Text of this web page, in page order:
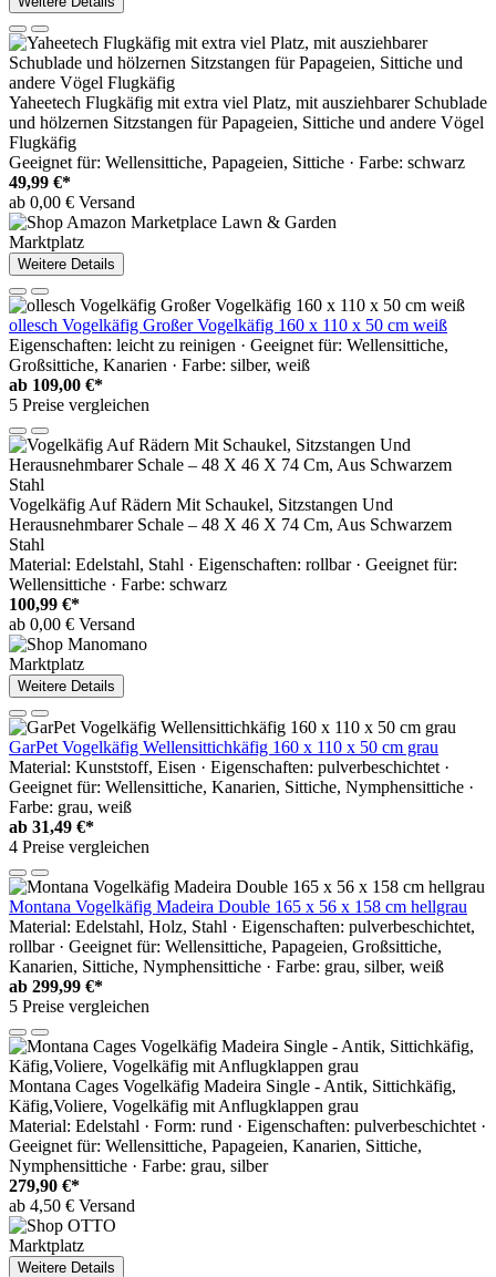
Yaheetech Flugkäfig mit extra viel Platz, mit ausziehbarer Schublade
und hölzernen Sitzstangen für Papageien, Sittiche und andere Vögel
Flugkäfig
Geeignet für: Wellensittiche, Papageien, Sittiche · Farbe: schwarz
49,99 €*
ab 0,00 € Versand
Marktplatz
Weitere Details
ollesch Vogelkäfig Großer Vogelkäfig 160 x 110 x 50 cm weiß
Eigenschaften: leicht zu reinigen · Geeignet für: Wellensittiche,
Großsittiche, Kanarien · Farbe: silber, weiß
ab 109,00 €*
5 Preise vergleichen
Vogelkäfig Auf Rädern Mit Schaukel, Sitzstangen Und
Herausnehmbarer Schale – 48 X 46 X 74 Cm, Aus Schwarzem
Stahl
Material: Edelstahl, Stahl · Eigenschaften: rollbar · Geeignet für:
Wellensittiche · Farbe: schwarz
100,99 €*
ab 0,00 € Versand
Marktplatz
Weitere Details
GarPet Vogelkäfig Wellensittichkäfig 160 x 110 x 50 cm grau
Material: Kunststoff, Eisen · Eigenschaften: pulverbeschichtet ·
Geeignet für: Wellensittiche, Kanarien, Sittiche, Nymphensittiche ·
Farbe: grau, weiß
ab 31,49 €*
4 Preise vergleichen
Montana Vogelkäfig Madeira Double 165 x 56 x 158 cm hellgrau
Material: Edelstahl, Holz, Stahl · Eigenschaften: pulverbeschichtet,
rollbar · Geeignet für: Wellensittiche, Papageien, Großsittiche,
Kanarien, Sittiche, Nymphensittiche · Farbe: grau, silber, weiß
ab 299,99 €*
5 Preise vergleichen
Montana Cages Vogelkäfig Madeira Single - Antik, Sittichkäfig,
Käfig,Voliere, Vogelkäfig mit Anflugklappen grau
Material: Edelstahl · Form: rund · Eigenschaften: pulverbeschichtet ·
Geeignet für: Wellensittiche, Papageien, Kanarien, Sittiche,
Nymphensittiche · Farbe: grau, silber
279,90 €*
ab 4,50 € Versand
Marktplatz
Weitere Details